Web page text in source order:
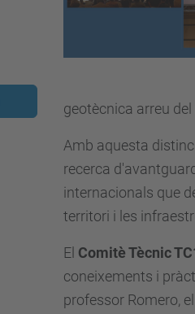
geotècnica arreu del
Amb aquesta
recerca
internacionals que
territori i les
El Comitè Tècnic
coneixements i
professor Romero,